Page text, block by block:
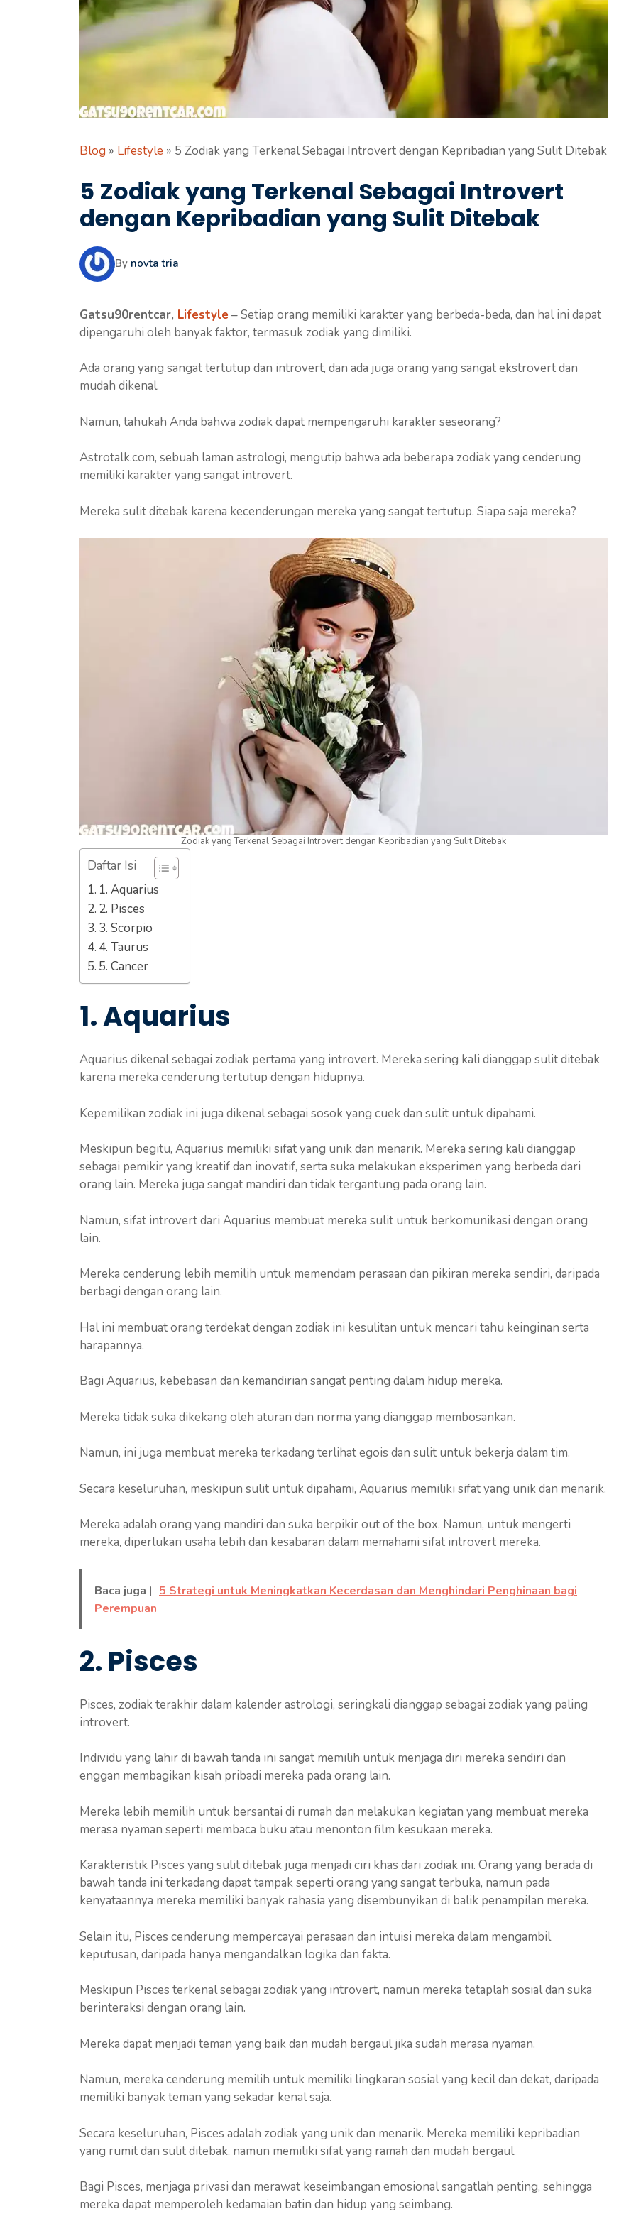
Blog » Lifestyle » 5 Zodiak yang Terkenal Sebagai Introvert dengan Kepribadian yang Sulit Ditebak
5 Zodiak yang Terkenal Sebagai Introvert
dengan Kepribadian yang Sulit Ditebak
By novta tria
Gatsu90rentcar, Lifestyle – Setiap orang memiliki karakter yang berbeda-beda, dan hal ini dapat
dipengaruhi oleh banyak faktor, termasuk zodiak yang dimiliki.
Ada orang yang sangat tertutup dan introvert, dan ada juga orang yang sangat ekstrovert dan
mudah dikenal.
Namun, tahukah Anda bahwa zodiak dapat mempengaruhi karakter seseorang?
Astrotalk.com, sebuah laman astrologi, mengutip bahwa ada beberapa zodiak yang cenderung
memiliki karakter yang sangat introvert.
Mereka sulit ditebak karena kecenderungan mereka yang sangat tertutup. Siapa saja mereka?
Zodiak yang Terkenal Sebagai Introvert dengan Kepribadian yang Sulit Ditebak
Daftar Isi
1. Aquarius
2. Pisces
3. Scorpio
4. Taurus
5. Cancer
1. Aquarius
Aquarius dikenal sebagai zodiak pertama yang introvert. Mereka sering kali dianggap sulit ditebak
karena mereka cenderung tertutup dengan hidupnya.
Kepemilikan zodiak ini juga dikenal sebagai sosok yang cuek dan sulit untuk dipahami.
Meskipun begitu, Aquarius memiliki sifat yang unik dan menarik. Mereka sering kali dianggap
sebagai pemikir yang kreatif dan inovatif, serta suka melakukan eksperimen yang berbeda dari
orang lain. Mereka juga sangat mandiri dan tidak tergantung pada orang lain.
Namun, sifat introvert dari Aquarius membuat mereka sulit untuk berkomunikasi dengan orang
lain.
Mereka cenderung lebih memilih untuk memendam perasaan dan pikiran mereka sendiri, daripada
berbagi dengan orang lain.
Hal ini membuat orang terdekat dengan zodiak ini kesulitan untuk mencari tahu keinginan serta
harapannya.
Bagi Aquarius, kebebasan dan kemandirian sangat penting dalam hidup mereka.
Mereka tidak suka dikekang oleh aturan dan norma yang dianggap membosankan.
Namun, ini juga membuat mereka terkadang terlihat egois dan sulit untuk bekerja dalam tim.
Secara keseluruhan, meskipun sulit untuk dipahami, Aquarius memiliki sifat yang unik dan menarik.
Mereka adalah orang yang mandiri dan suka berpikir out of the box. Namun, untuk mengerti
mereka, diperlukan usaha lebih dan kesabaran dalam memahami sifat introvert mereka.
Baca juga | 5 Strategi untuk Meningkatkan Kecerdasan dan Menghindari Penghinaan bagi
Perempuan
2. Pisces
Pisces, zodiak terakhir dalam kalender astrologi, seringkali dianggap sebagai zodiak yang paling
introvert.
Individu yang lahir di bawah tanda ini sangat memilih untuk menjaga diri mereka sendiri dan
enggan membagikan kisah pribadi mereka pada orang lain.
Mereka lebih memilih untuk bersantai di rumah dan melakukan kegiatan yang membuat mereka
merasa nyaman seperti membaca buku atau menonton film kesukaan mereka.
Karakteristik Pisces yang sulit ditebak juga menjadi ciri khas dari zodiak ini. Orang yang berada di
bawah tanda ini terkadang dapat tampak seperti orang yang sangat terbuka, namun pada
kenyataannya mereka memiliki banyak rahasia yang disembunyikan di balik penampilan mereka.
Selain itu, Pisces cenderung mempercayai perasaan dan intuisi mereka dalam mengambil
keputusan, daripada hanya mengandalkan logika dan fakta.
Meskipun Pisces terkenal sebagai zodiak yang introvert, namun mereka tetaplah sosial dan suka
berinteraksi dengan orang lain.
Mereka dapat menjadi teman yang baik dan mudah bergaul jika sudah merasa nyaman.
Namun, mereka cenderung memilih untuk memiliki lingkaran sosial yang kecil dan dekat, daripada
memiliki banyak teman yang sekadar kenal saja.
Secara keseluruhan, Pisces adalah zodiak yang unik dan menarik. Mereka memiliki kepribadian
yang rumit dan sulit ditebak, namun memiliki sifat yang ramah dan mudah bergaul.
Bagi Pisces, menjaga privasi dan merawat keseimbangan emosional sangatlah penting, sehingga
mereka dapat memperoleh kedamaian batin dan hidup yang seimbang.